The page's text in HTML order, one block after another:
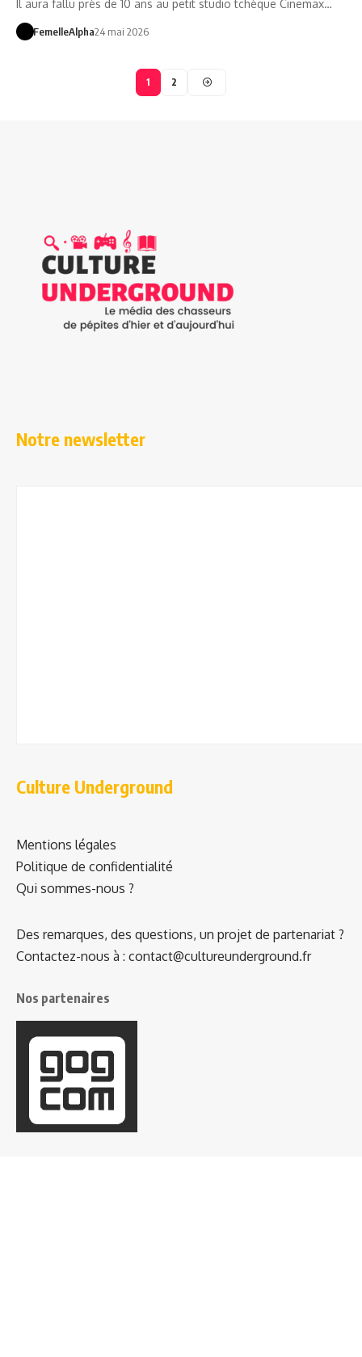
Il aura fallu près de 10 ans au petit studio tchèque Cinemax…
FemelleAlpha24 mai 2026
1 2
Notre newsletter
Culture Underground
Mentions légales
Politique de confidentialité
Qui sommes-nous ?
Des remarques, des questions, un projet de partenariat ?
Contactez-nous à : contact@cultureunderground.fr
Nos partenaires